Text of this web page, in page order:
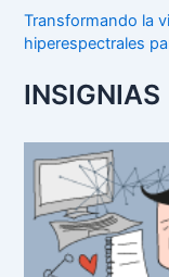
Transformando la
hiperespectrales
INSIGNIAS